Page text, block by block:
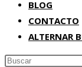
BLOG
CONTACTO
ALTERNAR